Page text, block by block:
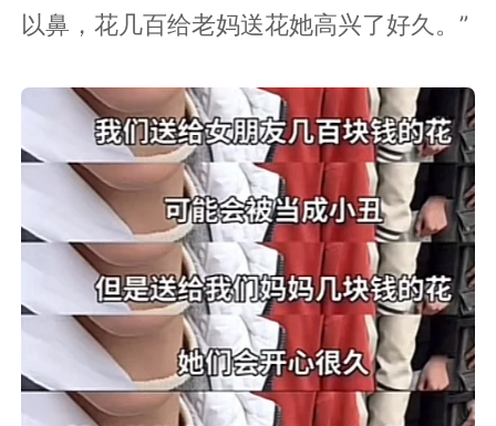
以鼻，花几百给老妈送花她高兴了好久。”